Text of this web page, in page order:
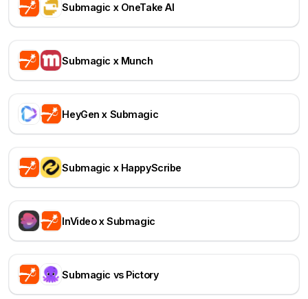
Submagic x OneTake AI
Submagic x Munch
HeyGen x Submagic
Submagic x HappyScribe
InVideo x Submagic
Submagic vs Pictory